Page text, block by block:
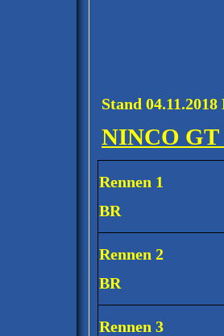
Stand
NINCO GT
Rennen 1
BR
Rennen 2
BR
Rennen 3